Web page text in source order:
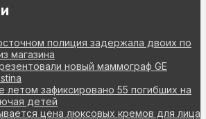
полиция задержала двоих по
магазина
новый маммограф GE
летом зафиксировано 55 погибших на
детей
цена люксовых кремов для лица